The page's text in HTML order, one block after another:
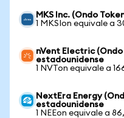
MKS Inc. (Ondo
1 MKSIon equivale a
nVent Electric
estadounidense
1 NVTon equivale a
NextEra Energy
estadounidense
1 NEEon equivale a